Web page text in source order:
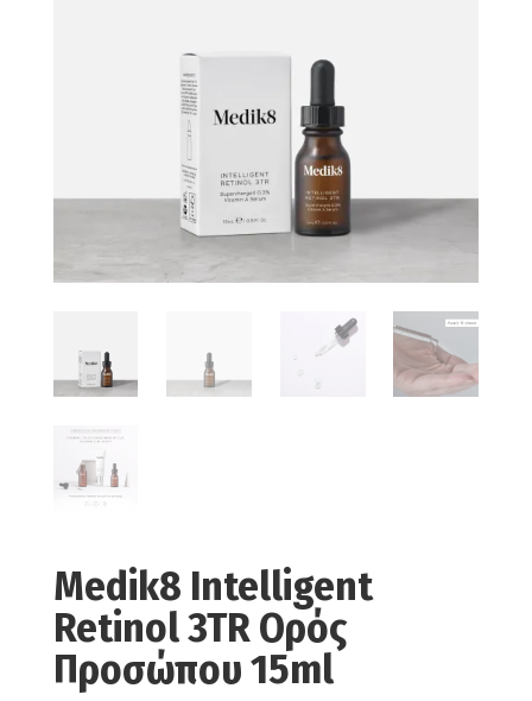
Medik8 Intelligent
Retinol 3TR Ορός
Προσώπου 15ml